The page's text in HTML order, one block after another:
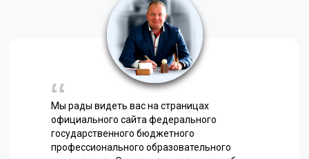
Мы рады видеть вас на страницах
официального сайта федерального
государственного бюджетного
профессионального образовательного